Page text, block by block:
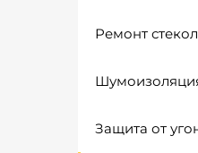
Ремонт стекол
Защита от